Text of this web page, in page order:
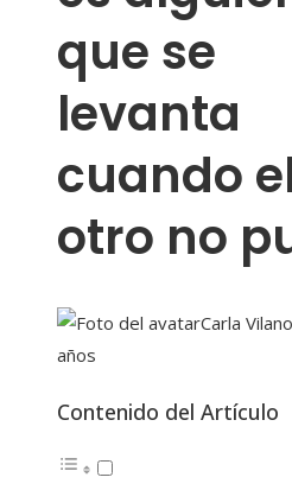
que se
levanta
cuando
otro no
Carla
años
Contenido del Artículo